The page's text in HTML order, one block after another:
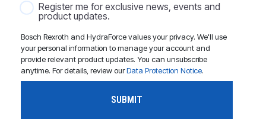
Register me for exclusive news, events and
product updates.
Bosch Rexroth and HydraForce values your privacy. We'll use
your personal information to manage your account and
provide relevant product updates. You can unsubscribe
anytime. For details, review ourData Protection Notice.